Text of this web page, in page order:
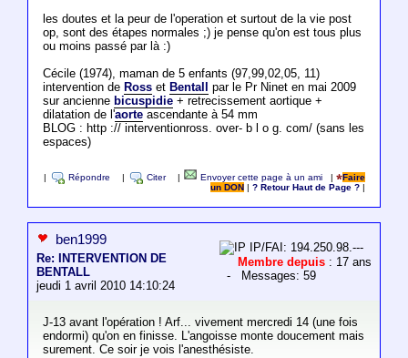
les doutes et la peur de l'operation et surtout de la vie post
op, sont des étapes normales ;) je pense qu'on est tous plus
ou moins passé par là :)
Cécile (1974), maman de 5 enfants (97,99,02,05, 11)
intervention de Rosset Bentall
par le Pr Ninet en mai 2009
sur ancienne bicuspidie+ retrecissement aortique +
dilatation de l'aorteascendante à 54 mm
BLOG : http :// interventionross. over- b l o g. com/ (sans les
espaces)
Répondre Citer Envoyer cette page à un ami |
Faire
un DON
|? Retour Haut de Page ?
ben1999
Re: INTERVENTION DE
BENTALL
jeudi 1 avril 2010 14:10:24
IP/FAI: 194.250.98.---
Membre depuis : 17 ans
- Messages: 59
J-13 avant l'opération ! Arf... vivement mercredi 14 (une fois
endormi) qu'on en finisse. L'angoisse monte doucement mais
surement. Ce soir je vois l'anesthésiste.